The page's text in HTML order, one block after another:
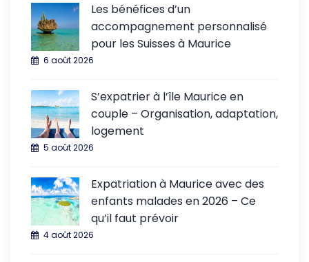
Les bénéfices d’un
accompagnement personnalisé
pour les Suisses à Maurice
6 août 2026
S’expatrier à l’île Maurice en
couple – Organisation, adaptation,
logement
5 août 2026
Expatriation à Maurice avec des
enfants malades en 2026 – Ce
qu’il faut prévoir
4 août 2026